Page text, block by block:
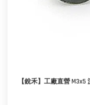
【銳禾】工廠直營